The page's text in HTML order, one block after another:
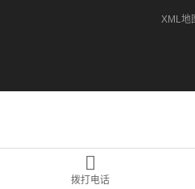
XML地
拨打电话